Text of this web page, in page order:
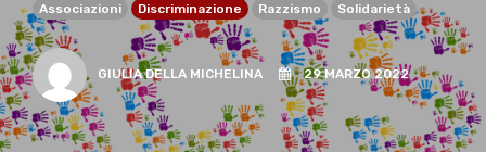
Associazioni Discriminazione Razzismo Solidarietà
GIULIA DELLA MICHELINA 29 MARZO 2022